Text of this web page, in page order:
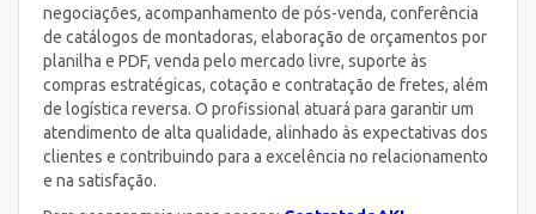
negociações, acompanhamento de pós-venda, conferência
de catálogos de montadoras, elaboração de orçamentos por
planilha e PDF, venda pelo mercado livre, suporte às
compras estratégicas, cotação e contratação de fretes, além
de logística reversa. O profissional atuará para garantir um
atendimento de alta qualidade, alinhado às expectativas dos
clientes e contribuindo para a excelência no relacionamento
e na satisfação.